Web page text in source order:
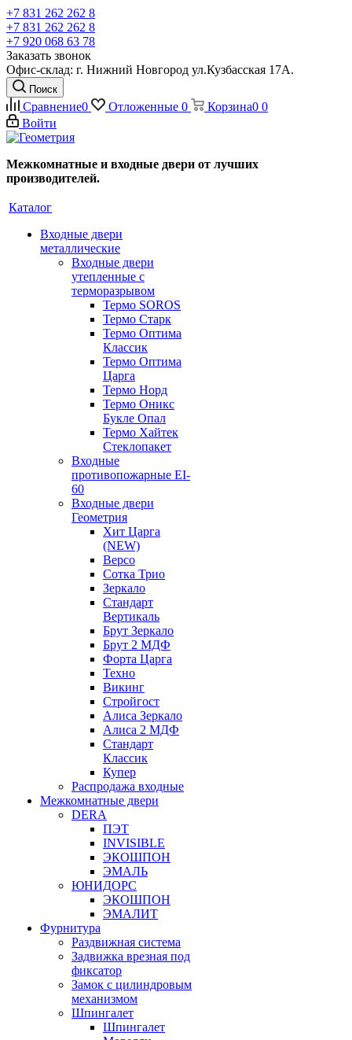
+7 831 262 262 8
+7 831 262 262 8
+7 920 068 63 78
Заказать звонок
Офис-склад: г. Нижний Новгород ул.Кузбасская 17А.
Поиск
Сравнение0 Отложенные 0 Корзина0 0
Войти
Межкомнатные и входные двери от лучших
производителей.
Каталог
Входные двери
металлические
Входные двери
утепленные с
терморазрывом
Термо SOROS
Термо Старк
Термо Оптима
Классик
Термо Оптима
Царга
Термо Норд
Термо Оникс
Букле Опал
Термо Хайтек
Стеклопакет
Входные
противопожарные EI-
60
Входные двери
Геометрия
Хит Царга
(NEW)
Версо
Сотка Трио
Зеркало
Стандарт
Вертикаль
Брут Зеркало
Брут 2 МДФ
Форта Царга
Техно
Викинг
Стройгост
Алиса Зеркало
Алиса 2 МДФ
Стандарт
Классик
Купер
Распродажа входные
Межкомнатные двери
DERA
ПЭТ
INVISIBLE
ЭКОШПОН
ЭМАЛЬ
ЮНИДОРС
ЭКОШПОН
ЭМАЛИТ
Фурнитура
Раздвижная система
Задвижка врезная под
фиксатор
Замок с цилиндровым
механизмом
Шпингалет
Шпингалет